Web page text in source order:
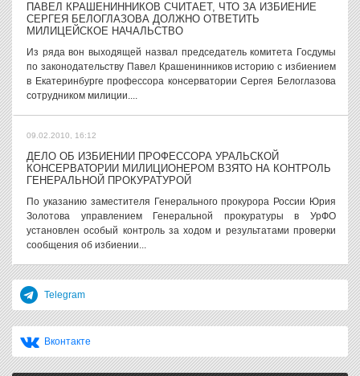
ПАВЕЛ КРАШЕНИННИКОВ СЧИТАЕТ, ЧТО ЗА ИЗБИЕНИЕ
СЕРГЕЯ БЕЛОГЛАЗОВА ДОЛЖНО ОТВЕТИТЬ
МИЛИЦЕЙСКОЕ НАЧАЛЬСТВО
Из ряда вон выходящей назвал председатель комитета Госдумы
по законодательству Павел Крашенинников историю с избиением
в Екатеринбурге профессора консерватории Сергея Белоглазова
сотрудником милиции....
09.02.2010, 16:12
ДЕЛО ОБ ИЗБИЕНИИ ПРОФЕССОРА УРАЛЬСКОЙ
КОНСЕРВАТОРИИ МИЛИЦИОНЕРОМ ВЗЯТО НА КОНТРОЛЬ
ГЕНЕРАЛЬНОЙ ПРОКУРАТУРОЙ
По указанию заместителя Генерального прокурора России Юрия
Золотова управлением Генеральной прокуратуры в УрФО
установлен особый контроль за ходом и результатами проверки
сообщения об избиении...
Telegram
Вконтакте